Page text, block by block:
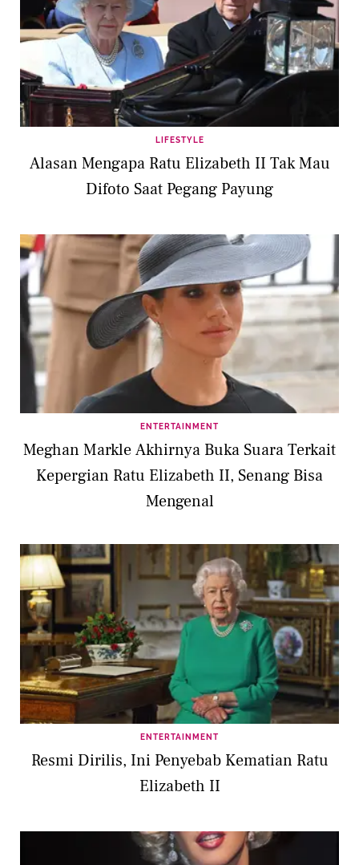
LIFESTYLE
Alasan Mengapa Ratu Elizabeth II Tak Mau
Difoto Saat Pegang Payung
ENTERTAINMENT
Meghan Markle Akhirnya Buka Suara Terkait
Kepergian Ratu Elizabeth II, Senang Bisa
Mengenal
ENTERTAINMENT
Resmi Dirilis, Ini Penyebab Kematian Ratu
Elizabeth II